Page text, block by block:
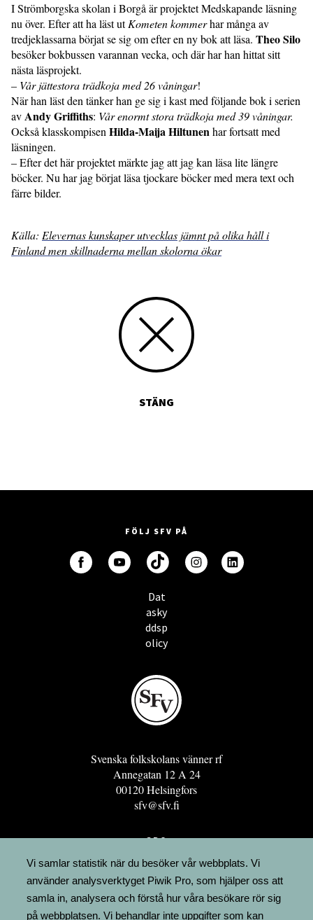
I Strömborgska skolan i Borgå är projektet Medskapande läsning
nu över. Efter att ha läst utKometen kommerhar många av
tredjeklassarna börjat se sig om efter en ny bok att läsa. Theo Silo
besöker bokbussen varannan vecka, och där har han hittat sitt
nästa läsprojekt.
– Vår jättestora trädkoja med 26 våningar!
När han läst den tänker han ge sig i kast med följande bok i serien
avAndy Griffiths: Vår enormt stora trädkoja med 39 våningar.
Också klasskompisenHilda-Maija Hiltunenhar fortsatt med
läsningen.
– Efter det här projektet märkte jag att jag kan läsa lite längre
böcker. Nu har jag börjat läsa tjockare böcker med mera text och
färre bilder.
Källa: Elevernas kunskaper utvecklas jämnt på olika håll i
Finland men skillnaderna mellan skolorna ökar
STÄNG
FÖLJ SFV PÅ
Dat
asky
ddsp
olicy
Svenska folkskolans vänner rf
Annegatan 12 A 24
00120 Helsingfors
sfv@sfv.fi
GRO
FÖRENINGSRESURSEN
MINNESRUNOR.FI
UPPSLAGSVERKET FINLAND
Vi samlar statistik när du besöker vår webbplats. Vi
använder analysverktyget Piwik Pro, som hjälper oss att
samla in, analysera och förstå hur våra besökare rör sig
på webbplatsen. Vi behandlar inte uppgifter som kan